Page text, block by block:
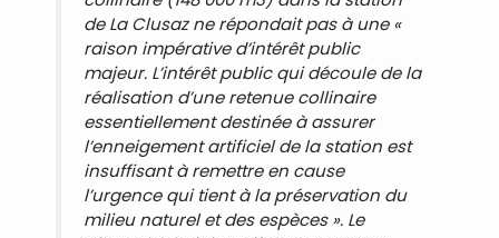
de La Clusaz ne répondait pas à une «
raison impérative d’intérêt public
majeur. L’intérêt public qui découle de la
réalisation d’une retenue collinaire
essentiellement destinée à assurer
l’enneigement artificiel de la station est
insuffisant à remettre en cause
l’urgence qui tient à la préservation du
milieu naturel et des espèces ». Le